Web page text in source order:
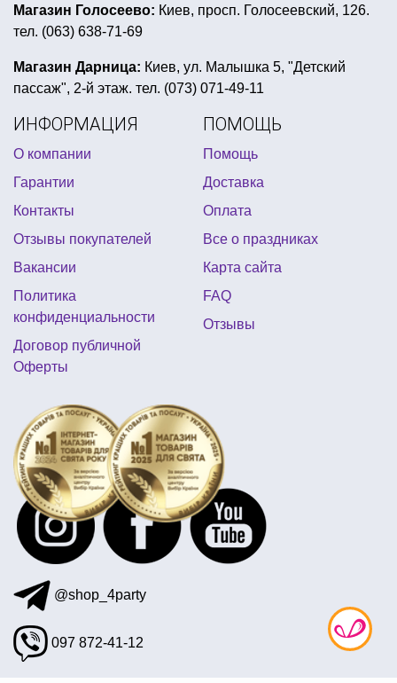
день рождения в стиле микки маус
украинский венок на голову
шляпа пирата купить
день рождения в стиле марвел
вечеринка в байкерском стиле
пиратская вечеринка оформление стола
новогодняя гирлянда купить украина
вечеринка стиляги оформление
купить лепестки роз на день валентина
герои в масках для детей
новогодние костюмы купить оптом
купить свечи на хэллоуин
новогодние хлопушки цена
Магазин Голосеево: Киев, просп. Голосеевский, 126.
тел. (063) 638-71-69
Магазин Дарница: Киев, ул. Малышка 5, "Детский
пассаж", 2-й этаж. тел. (073) 071-49-11
ИНФОРМАЦИЯ
О компании
Гарантии
Контакты
Отзывы покупателей
Вакансии
Политика
конфиденциальности
Договор публичной
Оферты
ПОМОЩЬ
Помощь
Доставка
Оплата
Все о праздниках
Карта сайта
FAQ
Отзывы
@shop_4party
097 872-41-12